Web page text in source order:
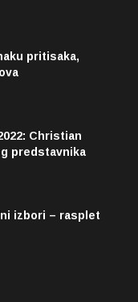
pritisaka,
Christian
predstavnika
izbori – rasplet